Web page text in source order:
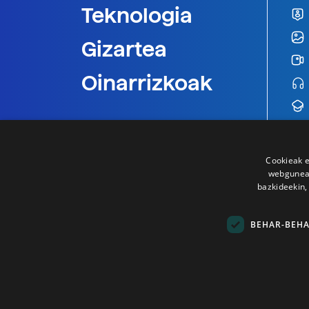
Teknologia
Gizartea
Oinarrizkoak
Cookieak
BEHAR-